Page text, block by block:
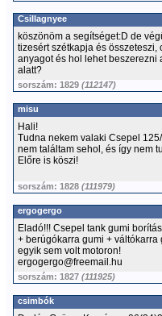
Csillagnyee
köszönöm a segítséget:D de
tizesért szétkapja és
anyagot és hol lehet beszerezni
alatt?
sorszám: 1829 (112147)
misu
Hali!
Tudna nekem valaki Csepel
nem találtam sehol, és így nem
Előre is köszi!
sorszám: 1828 (111979)
ergogergo
Eladó!!! Csepel tank gumi
+ berúgókarra gumi + váltókarra
egyik sem volt motoron!
ergogergo@freemail.hu
sorszám: 1827 (111925)
csimbók